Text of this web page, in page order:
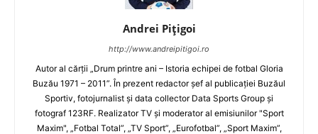
Andrei Pițigoi
http://www.andreipitigoi.ro
Autor al cărţii „Drum printre ani – Istoria echipei de fotbal Gloria
Buzău 1971 – 2011”. În prezent redactor şef al publicaţiei Buzăul
Sportiv, fotojurnalist şi data collector Data Sports Group şi
fotograf 123RF. Realizator TV şi moderator al emisiunilor "Sport
Maxim", „Fotbal Total”, „TV Sport”, „Eurofotbal”, „Sport Maxim”,